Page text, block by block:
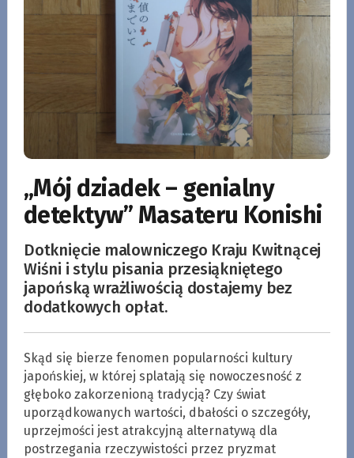
„Mój dziadek – genialny
detektyw” Masateru Konishi
Dotknięcie malowniczego Kraju Kwitnącej
Wiśni i stylu pisania przesiąkniętego
japońską wrażliwością dostajemy bez
dodatkowych opłat.
Skąd się bierze fenomen popularności kultury
japońskiej, w której splatają się nowoczesność z
głęboko zakorzenioną tradycją? Czy świat
uporządkowanych wartości, dbałości o szczegóły,
uprzejmości jest atrakcyjną alternatywą dla
postrzegania rzeczywistości przez pryzmat